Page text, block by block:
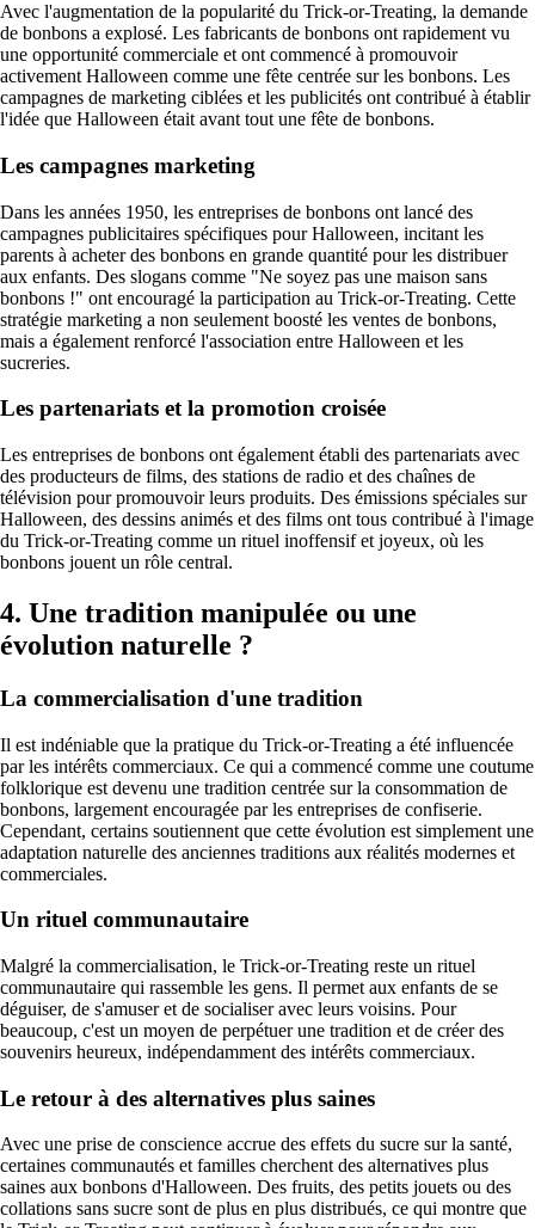
Avec l'augmentation de la popularité du Trick-or-Treating, la demande
de bonbons a explosé. Les fabricants de bonbons ont rapidement vu
une opportunité commerciale et ont commencé à promouvoir
activement Halloween comme une fête centrée sur les bonbons. Les
campagnes de marketing ciblées et les publicités ont contribué à établir
l'idée que Halloween était avant tout une fête de bonbons.
Les campagnes marketing
Dans les années 1950, les entreprises de bonbons ont lancé des
campagnes publicitaires spécifiques pour Halloween, incitant les
parents à acheter des bonbons en grande quantité pour les distribuer
aux enfants. Des slogans comme "Ne soyez pas une maison sans
bonbons !" ont encouragé la participation au Trick-or-Treating. Cette
stratégie marketing a non seulement boosté les ventes de bonbons,
mais a également renforcé l'association entre Halloween et les
sucreries.
Les partenariats et la promotion croisée
Les entreprises de bonbons ont également établi des partenariats avec
des producteurs de films, des stations de radio et des chaînes de
télévision pour promouvoir leurs produits. Des émissions spéciales sur
Halloween, des dessins animés et des films ont tous contribué à l'image
du Trick-or-Treating comme un rituel inoffensif et joyeux, où les
bonbons jouent un rôle central.
4. Une tradition manipulée ou une
évolution naturelle ?
La commercialisation d'une tradition
Il est indéniable que la pratique du Trick-or-Treating a été influencée
par les intérêts commerciaux. Ce qui a commencé comme une coutume
folklorique est devenu une tradition centrée sur la consommation de
bonbons, largement encouragée par les entreprises de confiserie.
Cependant, certains soutiennent que cette évolution est simplement une
adaptation naturelle des anciennes traditions aux réalités modernes et
commerciales.
Un rituel communautaire
Malgré la commercialisation, le Trick-or-Treating reste un rituel
communautaire qui rassemble les gens. Il permet aux enfants de se
déguiser, de s'amuser et de socialiser avec leurs voisins. Pour
beaucoup, c'est un moyen de perpétuer une tradition et de créer des
souvenirs heureux, indépendamment des intérêts commerciaux.
Le retour à des alternatives plus saines
Avec une prise de conscience accrue des effets du sucre sur la santé,
certaines communautés et familles cherchent des alternatives plus
saines aux bonbons d'Halloween. Des fruits, des petits jouets ou des
collations sans sucre sont de plus en plus distribués, ce qui montre que